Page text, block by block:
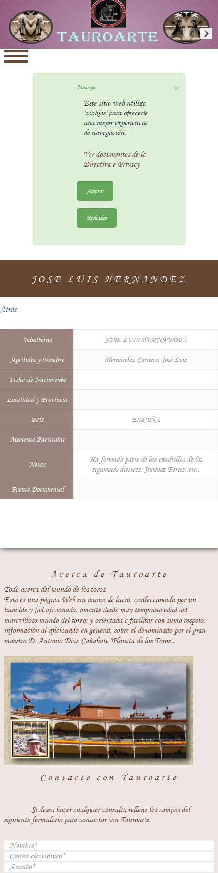
×
Mensaje
Este sitio web utiliza
'cookies' para ofrecerle
una mejor experiencia
de navegación.
Ver documentos de la
Directiva e-Privacy
Aceptar
Rechazar
JOSE LUIS HERNANDEZ
Atrás
Subalterno JOSE LUIS HERNANDEZ
Apellidos y Nombre Hernández Carnero, José Luís
Fecha de Nacimiento
Localidad y Provincia
País ESPAÑA
Memento Particular
Notas
Ha formado parte de las cuadrillas de los
siguientes diestros: Jiménez Fortes, etc,.
Fuente Documental
Acerca de Tauroarte
Todo acerca del mundo de los toros.
Esta es una página Web sin ánimo de lucro, confeccionada por un
humilde y fiel aficionado, amante desde muy temprana edad del
maravilloso mundo del toreo; y orientada a facilitar con sumo respeto,
información al aficionado en general, sobre el denominado por el gran
maestro D. Antonio Díaz Cañabate "Planeta de los Toros".
Contacte con Tauroarte
Si desea hacer cualquier consulta rellene los campos del
siguiente formulario para contactar con Tauroarte.